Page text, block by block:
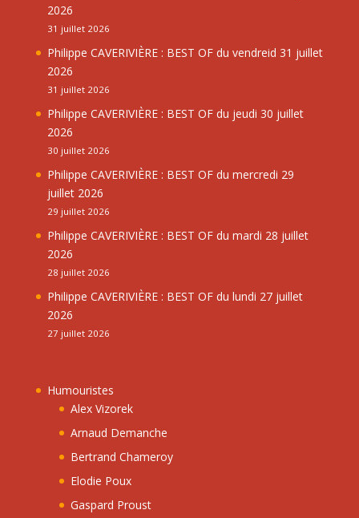
2026
31 juillet 2026
Philippe CAVERIVIÈRE : BEST OF du vendreid 31 juillet
2026
31 juillet 2026
Philippe CAVERIVIÈRE : BEST OF du jeudi 30 juillet
2026
30 juillet 2026
Philippe CAVERIVIÈRE : BEST OF du mercredi 29
juillet 2026
29 juillet 2026
Philippe CAVERIVIÈRE : BEST OF du mardi 28 juillet
2026
28 juillet 2026
Philippe CAVERIVIÈRE : BEST OF du lundi 27 juillet
2026
27 juillet 2026
Humouristes
Alex Vizorek
Arnaud Demanche
Bertrand Chameroy
Elodie Poux
Gaspard Proust